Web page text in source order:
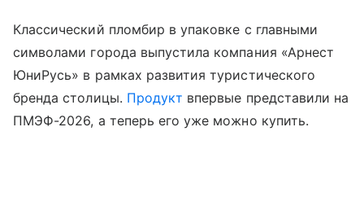
Классический пломбир в упаковке с главными
символами города выпустила компания «Арнест
ЮниРусь» в рамках развития туристического
бренда столицы. Продукт впервые представили на
ПМЭФ-2026, а теперь его уже можно купить.